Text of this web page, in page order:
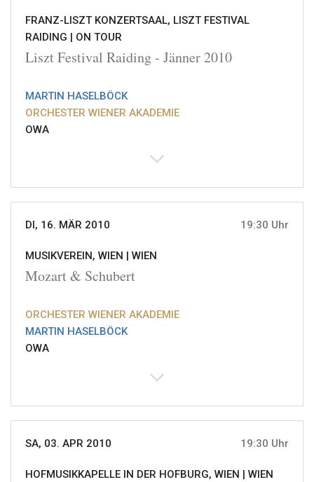
FRANZ-LISZT KONZERTSAAL, LISZT FESTIVAL
RAIDING | ON TOUR
Liszt Festival Raiding - Jänner 2010
MARTIN HASELBÖCK
ORCHESTER WIENER AKADEMIE
OWA
DI, 16. MÄR 2010 19:30 Uhr
MUSIKVEREIN, WIEN | WIEN
Mozart & Schubert
ORCHESTER WIENER AKADEMIE
MARTIN HASELBÖCK
OWA
SA, 03. APR 2010 19:30 Uhr
HOFMUSIKKAPELLE IN DER HOFBURG, WIEN | WIEN